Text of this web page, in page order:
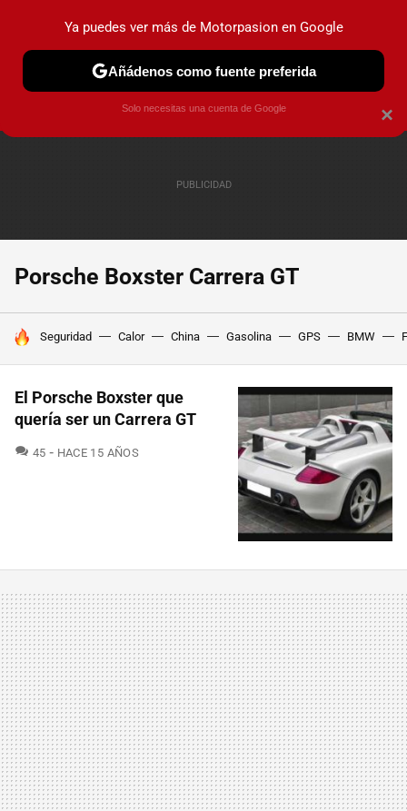
PRUEBAS COCHES ELÉCTRICOS OBSERVATORIO
Porsche Boxster Carrera GT
HOY SE HABLA DE
Seguridad Calor China Gasolina GPS BMW
El Porsche Boxster que
quería ser un Carrera GT
45 COMENTARIOS
HACE 15 AÑOS
×
Ya puedes ver más de Motorpasion en Google
Añádenos como fuente preferida
Solo necesitas una cuenta de Google